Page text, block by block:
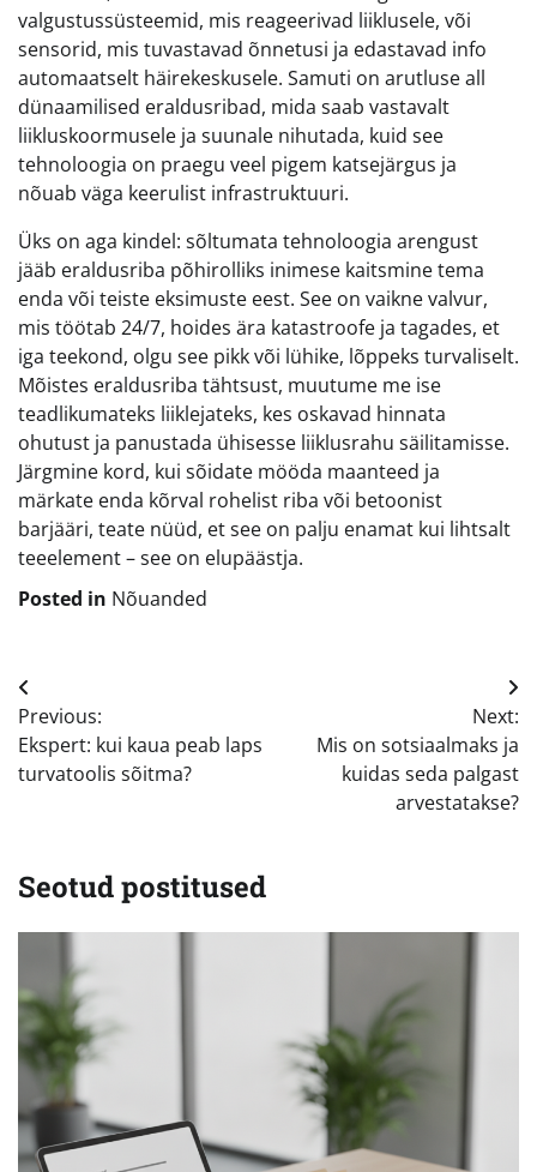
valgustussüsteemid, mis reageerivad liiklusele, või
sensorid, mis tuvastavad õnnetusi ja edastavad info
automaatselt häirekeskusele. Samuti on arutluse all
dünaamilised eraldusribad, mida saab vastavalt
liikluskoormusele ja suunale nihutada, kuid see
tehnoloogia on praegu veel pigem katsejärgus ja
nõuab väga keerulist infrastruktuuri.
Üks on aga kindel: sõltumata tehnoloogia arengust
jääb eraldusriba põhirolliks inimese kaitsmine tema
enda või teiste eksimuste eest. See on vaikne valvur,
mis töötab 24/7, hoides ära katastroofe ja tagades, et
iga teekond, olgu see pikk või lühike, lõppeks turvaliselt.
Mõistes eraldusriba tähtsust, muutume me ise
teadlikumateks liiklejateks, kes oskavad hinnata
ohutust ja panustada ühisesse liiklusrahu säilitamisse.
Järgmine kord, kui sõidate mööda maanteed ja
märkate enda kõrval rohelist riba või betoonist
barjääri, teate nüüd, et see on palju enamat kui lihtsalt
teeelement – see on elupäästja.
Posted in Nõuanded
Navigeerimine
Previous:
Ekspert: kui kaua peab laps
turvatoolis sõitma?
Next:
Mis on sotsiaalmaks ja
kuidas seda palgast
arvestatakse?
Seotud postitused